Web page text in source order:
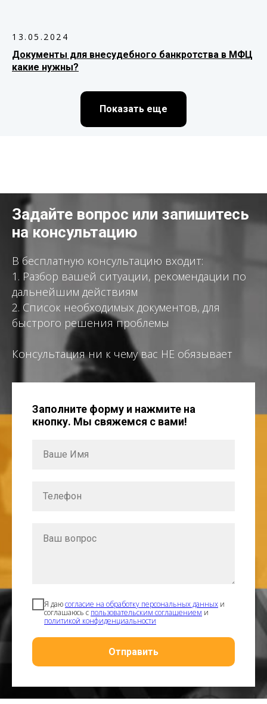
13.05.2024
Документы для внесудебного банкротства в МФЦ
какие нужны?
Показать еще
Задайте вопрос или запишитесь
на консультацию
В бесплатную консультацию входит:
1. Разбор вашей ситуации, рекомендации по
дальнейшим действиям
2. Список необходимых документов, для
быстрого решения проблемы
Консультация ни к чему вас НЕ обязывает
Заполните форму и нажмите на
кнопку. Мы свяжемся с вами!
Я даюсогласие на обработку персональных данных и
соглашаюсь с пользовательским соглашением и
политикой конфиденциальности
Отправить